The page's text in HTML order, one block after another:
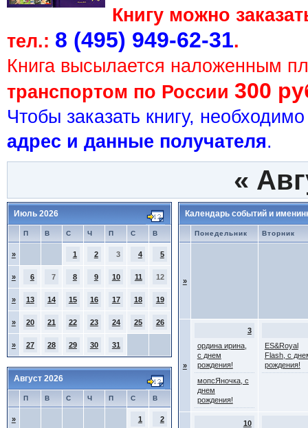
Книгу можно
тел.: 8 (495) 949-62-31.
Книга высылается наложенным
транспортом по России 300
Чтобы заказать книгу,
адрес и данные получателя.
«
Июль 2026
П В С Ч П С В
» 1 2 3 4 5
» 6 7 8 9 10 11 12
» 13 14 15 16 17 18 19
» 20 21 22 23 24 25 26
» 27 28 29 30 31
Август 2026
П В С Ч П С В
» 1 2
Календарь событий и
Понедельник Вторник
»
»
3
ордина ирина,
с днем
рождения!
мопсЯночка, с
днем
рождения!
ES&Royal
Flash, с
рождения!
10